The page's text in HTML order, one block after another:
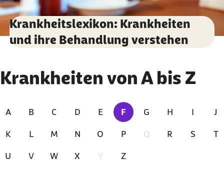
Krankheitslexikon: Krankheiten
und ihre Behandlung verstehen
Krankheiten von A bis Z
Zu den Ergebnissen springen
A B C D E
F
Zur Zeit ausgewählt
G H I J
K L M N O P Q R S T
U V W X Y Z